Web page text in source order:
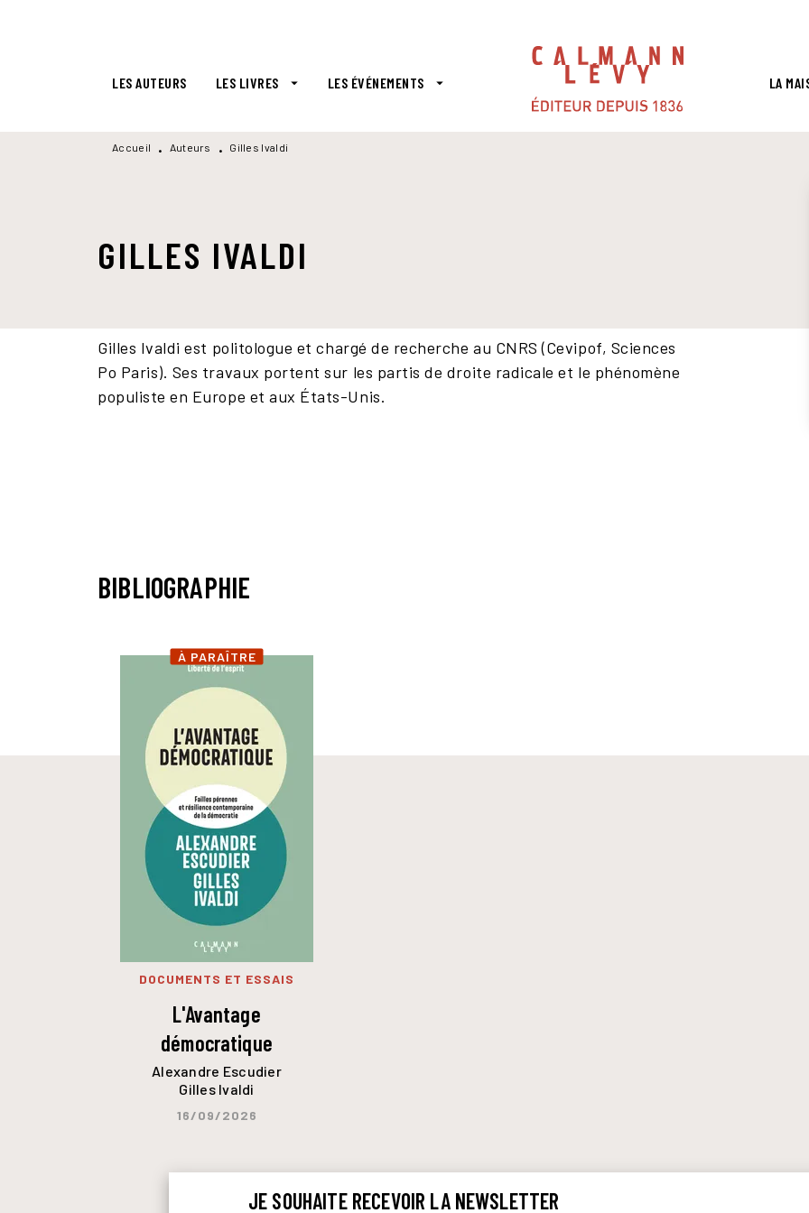
LES AUTEURS LES LIVRES arrow_drop_down LES ÉVÉNEMENTS arrow_drop_down LA
Accueil • Auteurs • Gilles Ivaldi
GILLES IVALDI
Gilles Ivaldi est politologue et chargé de recherche au CNRS (Cevipof, Sciences
Po Paris). Ses travaux portent sur les partis de droite radicale et le phénomène
populiste en Europe et aux États-Unis.
BIBLIOGRAPHIE
À PARAÎTRE
DOCUMENTS ET ESSAIS
L'Avantage
démocratique
Alexandre Escudier
Gilles Ivaldi
16/09/2026
JE SOUHAITE RECEVOIR LA NEWSLETTER